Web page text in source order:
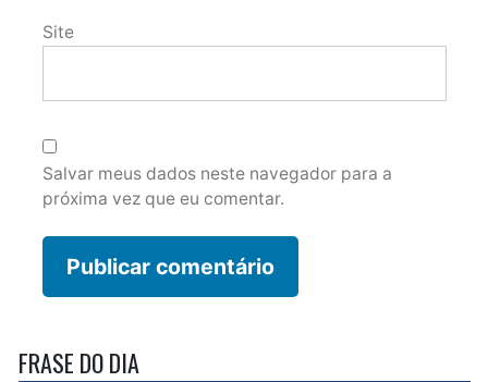
Site
Salvar meus dados neste navegador para a
próxima vez que eu comentar.
FRASE DO DIA